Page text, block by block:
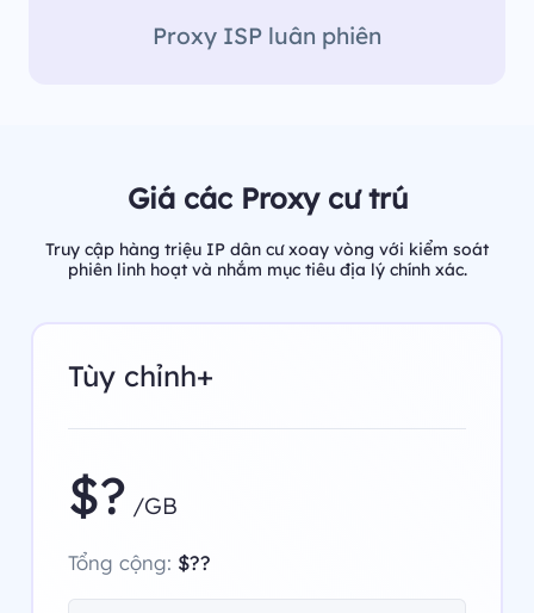
Proxy ISP luân phiên
Giá các Proxy cư trú
Truy cập hàng triệu IP dân cư xoay vòng với kiểm soát
phiên linh hoạt và nhắm mục tiêu địa lý chính xác.
Tùy chỉnh+
$? /GB
Tổng cộng: $??